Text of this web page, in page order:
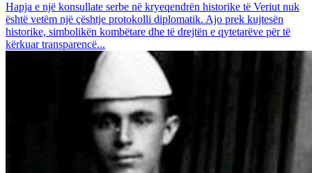
Hapja e një konsullate serbe në kryeqendrën historike të Veriut nuk
është vetëm një çështje protokolli diplomatik. Ajo prek kujtesën
historike, simbolikën kombëtare dhe të drejtën e qytetarëve për të
kërkuar transparencë...